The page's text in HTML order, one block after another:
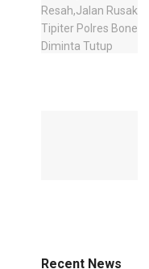
Recent News